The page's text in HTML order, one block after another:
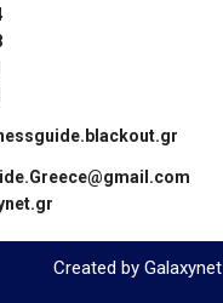
Created by Galaxynet